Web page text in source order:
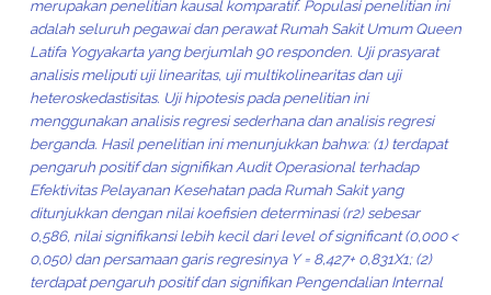
merupakan penelitian kausal komparatif. Populasi penelitian ini
adalah seluruh pegawai dan perawat Rumah Sakit Umum Queen
Latifa Yogyakarta yang berjumlah 90 responden. Uji prasyarat
analisis meliputi uji linearitas, uji multikolinearitas dan uji
heteroskedastisitas. Uji hipotesis pada penelitian ini
menggunakan analisis regresi sederhana dan analisis regresi
berganda. Hasil penelitian ini menunjukkan bahwa: (1) terdapat
pengaruh positif dan signifikan Audit Operasional terhadap
Efektivitas Pelayanan Kesehatan pada Rumah Sakit yang
ditunjukkan dengan nilai koefisien determinasi (r2) sebesar
0,586, nilai signifikansi lebih kecil dari level of significant (0,000 <
0,050) dan persamaan garis regresinya Y = 8,427+ 0,831X1; (2)
terdapat pengaruh positif dan signifikan Pengendalian Internal